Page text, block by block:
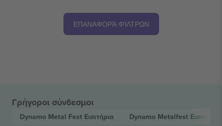
ΕΠΑΝΑΦΟΡΆ ΦΊΛΤΡΩΝ
Γρήγοροι σύνδεσμοι
Dynamo Metal Fest Εισιτήρια Dynamo Metalfest Εισιτήρια